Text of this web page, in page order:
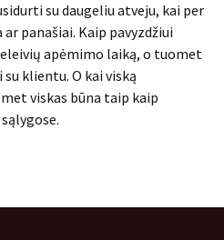
su daugeliu atveju, kai per
panašiai. Kaip pavyzdžiui
apėmimo laiką, o tuomet
klientu. O kai viską
viskas būna taip kaip